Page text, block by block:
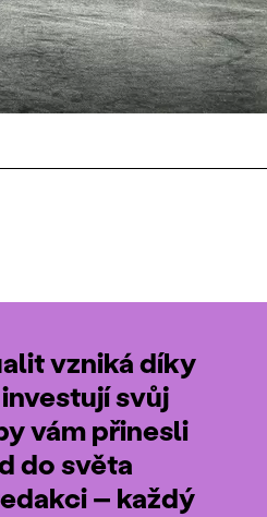
vzniká díky
svůj
vám přinesli
do světa
– každý